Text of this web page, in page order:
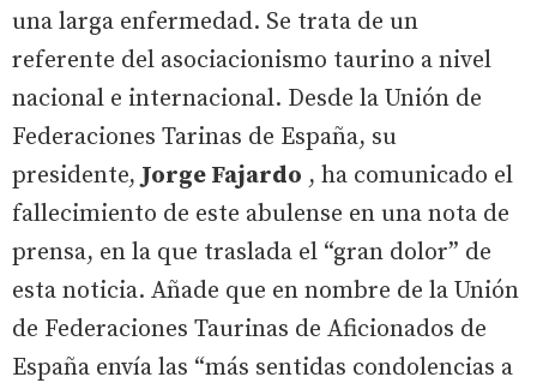
una larga enfermedad. Se trata de un
referente del asociacionismo taurino a nivel
nacional e internacional. Desde la Unión de
Federaciones Tarinas de España, su
presidente, Jorge Fajardo , ha comunicado el
fallecimiento de este abulense en una nota de
prensa, en la que traslada el “gran dolor” de
esta noticia. Añade que en nombre de la Unión
de Federaciones Taurinas de Aficionados de
España envía las “más sentidas condolencias a